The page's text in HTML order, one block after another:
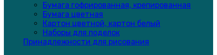
Бумага гофрированная, крепированная
Бумага цветная
Картон цветной, картон белый
Наборы для поделок
Принадлежности для рисования